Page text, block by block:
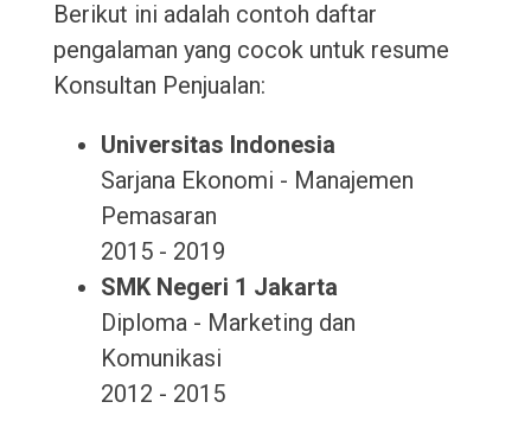
Berikut ini adalah contoh daftar
pengalaman yang cocok untuk resume
Konsultan Penjualan:
Universitas Indonesia
Sarjana Ekonomi - Manajemen
Pemasaran
2015 - 2019
SMK Negeri 1 Jakarta
Diploma - Marketing dan
Komunikasi
2012 - 2015